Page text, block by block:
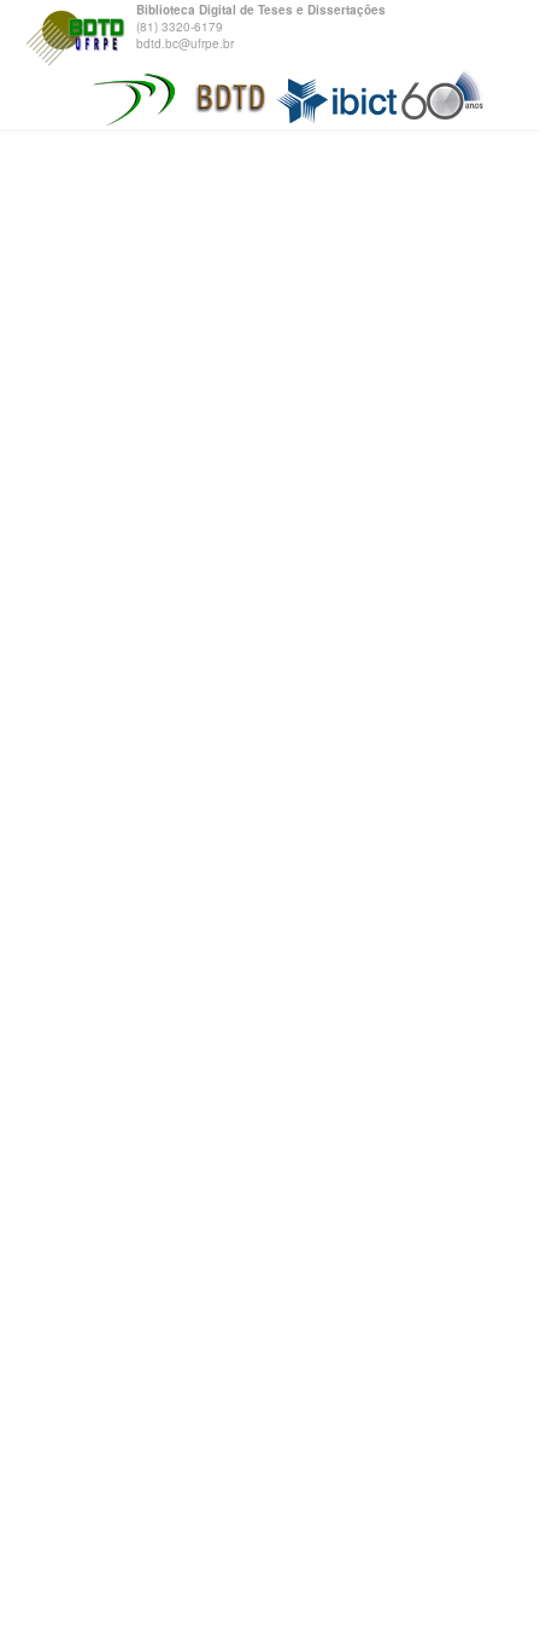
Biblioteca Digital de Teses e Dissertações
(81) 3320-6179
bdtd.bc@ufrpe.br